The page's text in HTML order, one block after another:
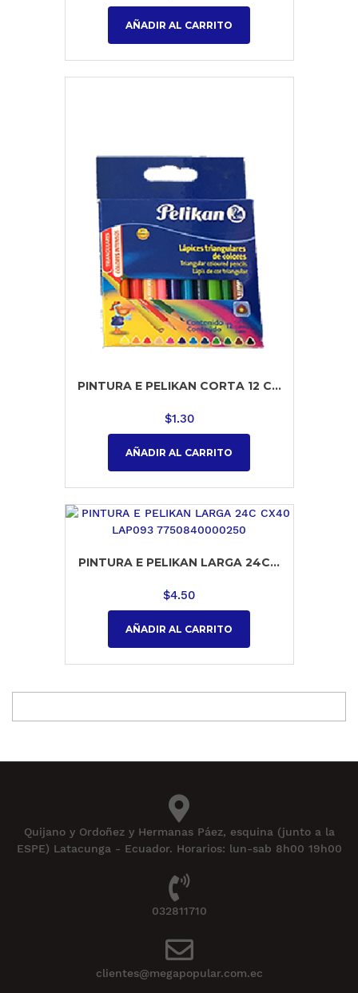
AÑADIR AL CARRITO
PINTURA E PELIKAN CORTA 12 C...
$1.30
AÑADIR AL CARRITO
PINTURA E PELIKAN LARGA 24C...
$4.50
AÑADIR AL CARRITO
Quijano y Ordoñez y Hermanas Páez, esquina (junto a la
ESPE) Latacunga - Ecuador. Horarios: lun-sab 8h00 19h00
032811710
clientes@megapopular.com.ec